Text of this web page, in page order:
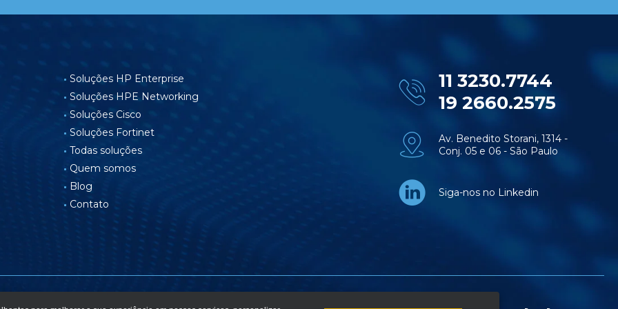
Soluções HP Enterprise
Soluções HPE Networking
Soluções Cisco
Soluções Fortinet
Todas soluções
Quem somos
Blog
Contato
11 3230.7744
19 2660.2575
Av. Benedito Storani, 1314 -
Conj. 05 e 06 - São Paulo
Siga-nos no Linkedin